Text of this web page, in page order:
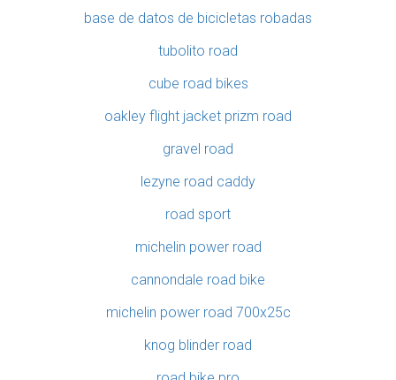
base de datos de bicicletas robadas
tubolito road
cube road bikes
oakley flight jacket prizm road
gravel road
lezyne road caddy
road sport
michelin power road
cannondale road bike
michelin power road 700x25c
knog blinder road